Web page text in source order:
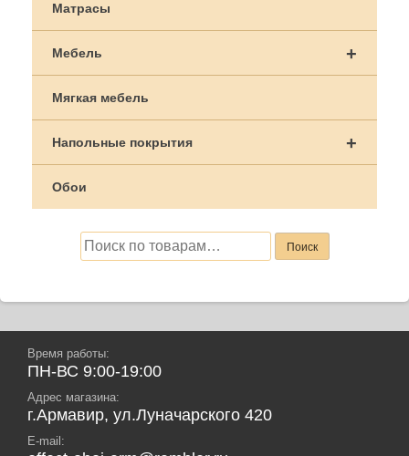
Матрасы
+
Мебель
Мягкая мебель
+
Напольные покрытия
Обои
Искать: Поиск
Время работы:
ПН-ВС 9:00-19:00
Адрес магазина:
г.Армавир, ул.Луначарского 420
E-mail: